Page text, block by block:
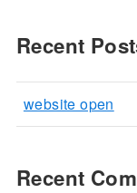
Recent
website open
Recent